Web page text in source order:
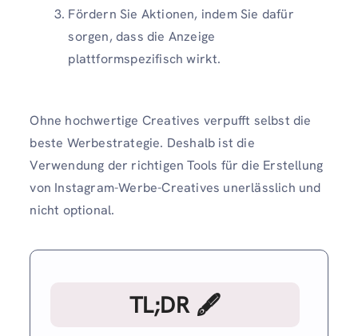
Fördern Sie Aktionen, indem Sie dafür
sorgen, dass die Anzeige
plattformspezifisch wirkt.
Ohne hochwertige Creatives verpufft selbst die
beste Werbestrategie. Deshalb ist die
Verwendung der richtigen Tools für die Erstellung
von Instagram-Werbe-Creatives unerlässlich und
nicht optional.
TL;DR 🖋